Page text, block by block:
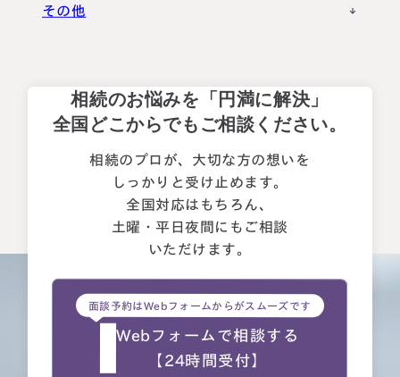
事業承継税制
税理士キャリア
海外不動産
国外転出時課税
事例紹介
その他
相続のお悩みを「円満に解決」
全国どこからでもご相談ください。
相続のプロが、大切な方の想いを
しっかりと受け止めます。
全国対応はもちろん、
土曜・平日夜間にもご相談
いただけます。
面談予約はWebフォームからがスムーズです
Webフォームで相談する
【24時間受付】